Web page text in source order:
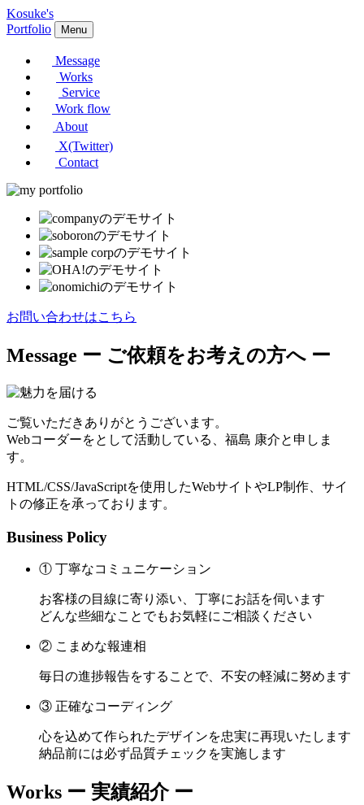
Kosuke's
Portfolio
Menu
Message
Works
Service
Work flow
About
X(Twitter)
Contact
お問い合わせはこちら
Message ー ご依頼をお考えの方へ ー
ご覧いただきありがとうございます。
Webコーダーをとして活動している、福島 康介と申しま
す。
HTML/CSS/JavaScriptを使用したWebサイトやLP制作、サイ
トの修正を承っております。
Business Policy
① 丁寧なコミュニケーション
お客様の目線に寄り添い、丁寧にお話を伺います
どんな些細なことでもお気軽にご相談ください
② こまめな報連相
毎日の進捗報告をすることで、不安の軽減に努めます
③ 正確なコーディング
心を込めて作られたデザインを忠実に再現いたします
納品前には必ず品質チェックを実施します
Works ー 実績紹介 ー